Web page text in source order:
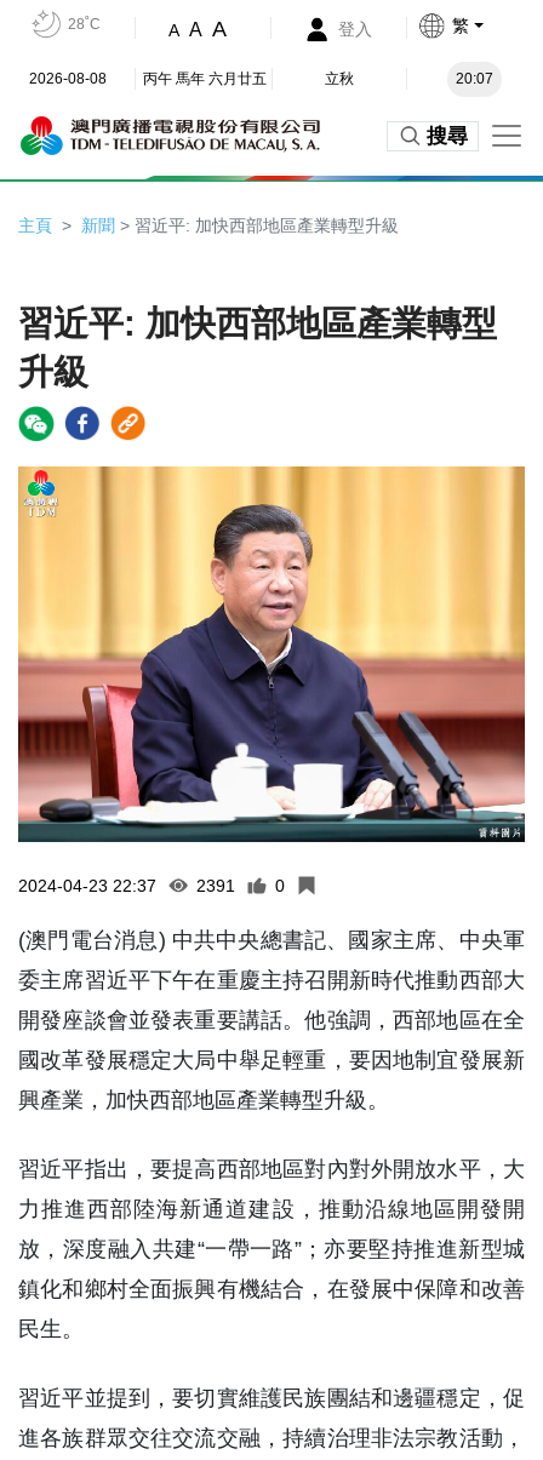
28˚C A A A 登入 繁
2026-08-08 丙午 馬年 六月廿五 立秋 20:07
搜尋
主頁 新聞 > 習近平: 加快西部地區產業轉型升級
習近平: 加快西部地區產業轉型
升級
2024-04-23 22:37 2391 0
(澳門電台消息) 中共中央總書記、國家主席、中央軍
委主席習近平下午在重慶主持召開新時代推動西部大
開發座談會並發表重要講話。他強調，西部地區在全
國改革發展穩定大局中舉足輕重，要因地制宜發展新
興產業，加快西部地區產業轉型升級。
習近平指出，要提高西部地區對內對外開放水平，大
力推進西部陸海新通道建設，推動沿線地區開發開
放，深度融入共建“一帶一路”；亦要堅持推進新型城
鎮化和鄉村全面振興有機結合，在發展中保障和改善
民生。
習近平並提到，要切實維護民族團結和邊疆穩定，促
進各族群眾交往交流交融，持續治理非法宗教活動，